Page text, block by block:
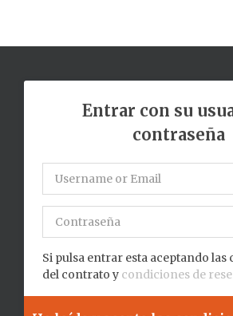
Entrar con su
contraseña
Si pulsa entrar esta aceptando las
del contrato y condiciones de